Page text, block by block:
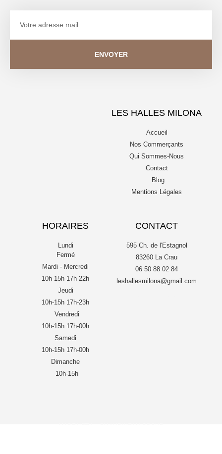
ENVOYER
LES HALLES MILONA
Accueil
Nos Commerçants
Qui Sommes-Nous
Contact
Blog
Mentions Légales
HORAIRES
Lundi
Fermé
Mardi - Mercredi
10h-15h 17h-22h
Jeudi
10h-15h 17h-23h
Vendredi
10h-15h 17h-00h
Samedi
10h-15h 17h-00h
Dimanche
10h-15h
CONTACT
595 Ch. de l'Estagnol
83260 La Crau
06 50 88 02 84
leshallesmilona@gmail.com
MADE WITH ❤ BY AUDINEAU GROUP